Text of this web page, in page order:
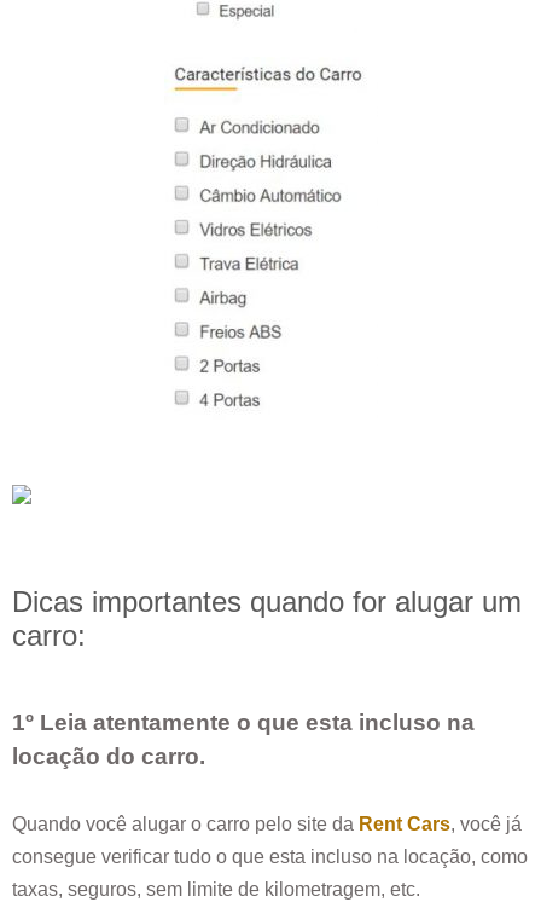
Dicas importantes quando for alugar um
carro:
1º Leia atentamente o que esta incluso na
locação do carro.
Quando você alugar o carro pelo site da Rent Cars, você já
consegue verificar tudo o que esta incluso na locação, como
taxas, seguros, sem limite de kilometragem, etc.